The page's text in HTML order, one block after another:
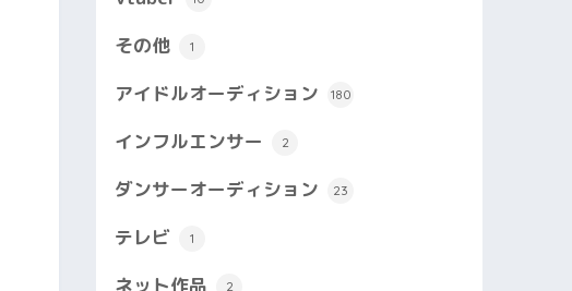
その他 1
アイドルオーディション 180
インフルエンサー 2
ダンサーオーディション 23
テレビ 1
ネット作品 2